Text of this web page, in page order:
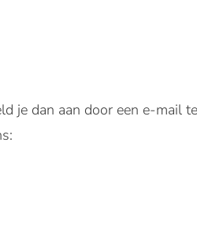
je dan aan door een e-mail